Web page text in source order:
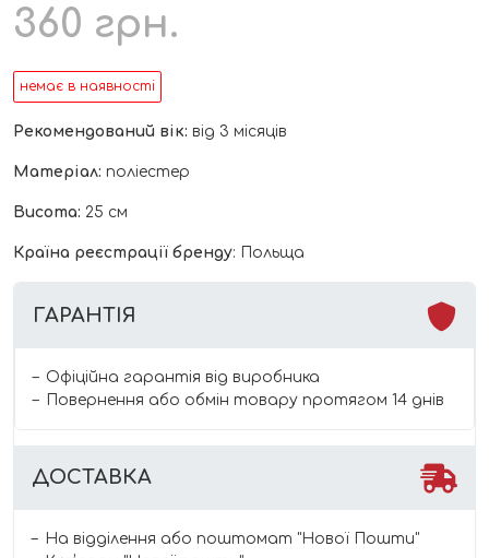
360 грн.
немає в наявності
Рекомендований вік: від 3 місяців
Матеріал: поліестер
Висота: 25 см
Країна реєстрації бренду: Польща
ГАРАНТІЯ
Офіційна гарантія від виробника
Повернення або обмін товару протягом 14 днів
ДОСТАВКА
На відділення або поштомат "Нової Пошти"